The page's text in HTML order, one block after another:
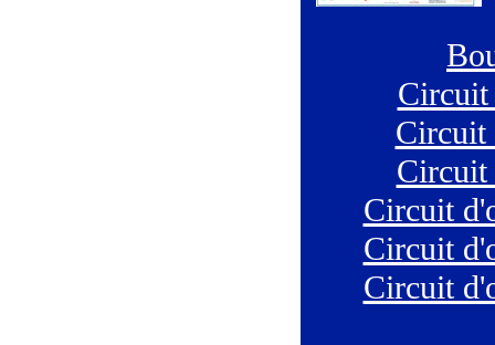
Circuit
Circuit
Circuit
Circuit
Circuit
Circuit